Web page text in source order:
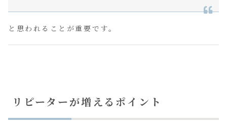
と思われることが重要です。
リピーターが増えるポイント